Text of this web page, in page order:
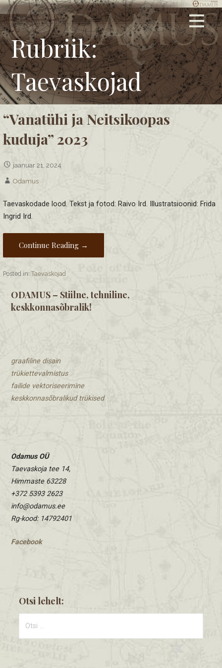
Skip
to
content
ODAMUS DISAIN
Graafiline disain, logode ja firmasümboolika kujundamine,
keskkonnasõbralikud trükised, tehnilised joonised, stiilsed
kingitused ja ärimeened.
Rubriik:
Taevaskojad
“Vanatühi ja Neitsikoopas
kuduja” 2023
jaanuar 21, 2024
Odamus
Taevaskodade lood. Tekst ja fotod: Raivo Ird. Illustratsioonid: Frida
Ingrid Ird.
Continue Reading →
Posted in:Taevaskojad
ODAMUS – Stiilne, tehniline,
keskkonnasõbralik!
graafiline disain
trükiettevalmistus
​failide vektoriseerimine
keskkonnasõbralikud trükised
Odamus OÜ
Taevaskoja tee 14,
Himmaste 63228
+372 5393 2623
info@odamus.ee
Rg-kood: 14792401
Facebook
Otsi lehelt: